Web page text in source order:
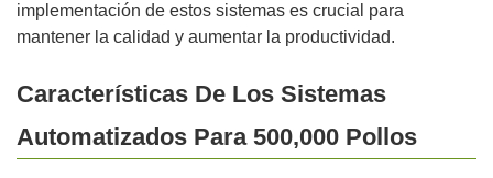
implementación de estos sistemas es crucial para
mantener la calidad y aumentar la productividad.
Características De Los Sistemas
Automatizados Para 500,000 Pollos